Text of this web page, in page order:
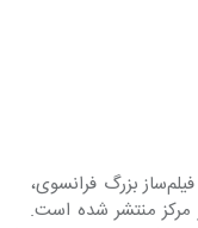
«موشت» فیلم‌نامه‌ای است از روبر برسون، فیلم‌ساز بزرگ فرانسوی،
مرکز منتشر شده است.